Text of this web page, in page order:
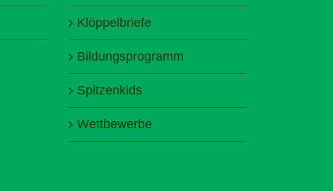
Klöppelbriefe
Bildungsprogramm
Spitzenkids
Wettbewerbe